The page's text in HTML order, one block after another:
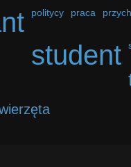
politycy praca
student